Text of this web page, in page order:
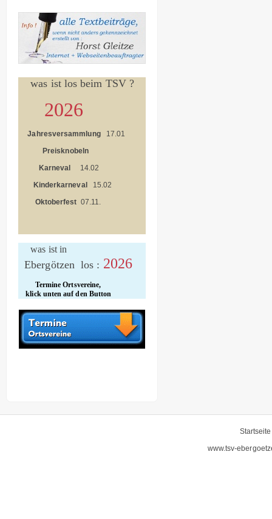
was ist los beim TSV ?
2026
Jahresversammlung17.01
Preisknobeln
Karneval
14.02
Kinderkarneval
15.02
Oktoberfest 07.11.
was ist in
Ebergötzen los : 2026
Termine Ortsvereine,
klick unten auf den Button
Startseite
www.tsv-